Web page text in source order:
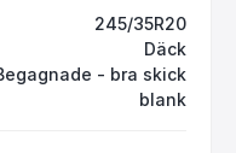
245/35R20
Däck
- bra skick
blank